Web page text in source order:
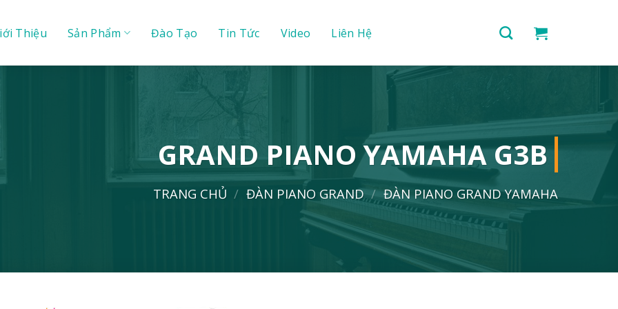
Thiệu Sản Phẩm Đào Tạo Tin Tức Video Liên Hệ
GRAND PIANO YAMAHA G3B
TRANG CHỦ / ĐÀN PIANO GRAND / ĐÀN PIANO GRAND YAMAHA